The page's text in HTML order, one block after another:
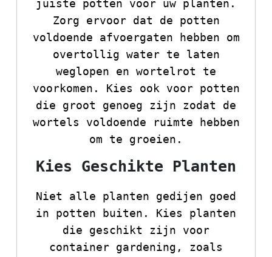
juiste potten voor uw planten.
Zorg ervoor dat de potten
voldoende afvoergaten hebben om
overtollig water te laten
weglopen en wortelrot te
voorkomen. Kies ook voor potten
die groot genoeg zijn zodat de
wortels voldoende ruimte hebben
om te groeien.
Kies Geschikte Planten
Niet alle planten gedijen goed
in potten buiten. Kies planten
die geschikt zijn voor
container gardening, zoals